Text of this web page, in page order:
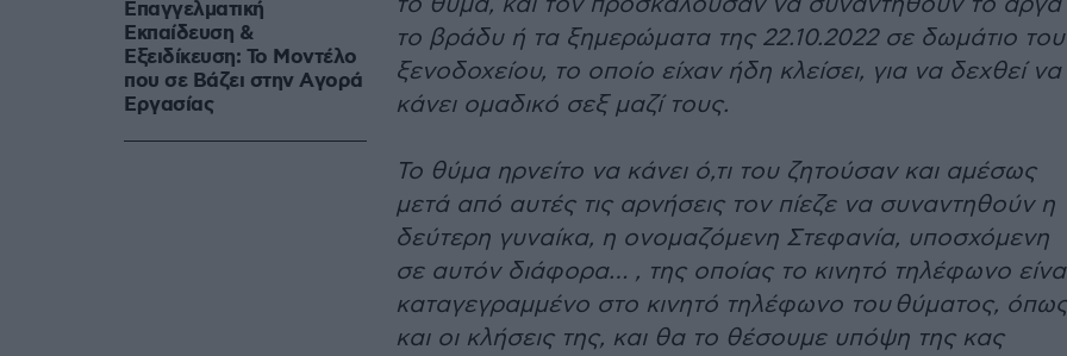
το βράδυ ή τα ξημερώματα της 22.10.2022 σε δωμάτιο του
ξενοδοχείου, το οποίο είχαν ήδη κλείσει, για να δεχθεί να
κάνει ομαδικό σεξ μαζί τους.
Το θύμα ηρνείτο να κάνει ό,τι του ζητούσαν και αμέσως
μετά από αυτές τις αρνήσεις τον πίεζε να συναντηθούν η
δεύτερη γυναίκα, η ονομαζόμενη Στεφανία, υποσχόμενη
σε αυτόν διάφορα… , της οποίας το κινητό τηλέφωνο
καταγεγραμμένο στο κινητό τηλέφωνο του θύματος, όπως
και οι κλήσεις της, και θα το θέσουμε υπόψη της κας
Επαγγελματική
Εκπαίδευση &
Εξειδίκευση: Το Mοντέλο
που σε Bάζει στην Aγορά
Eργασίας